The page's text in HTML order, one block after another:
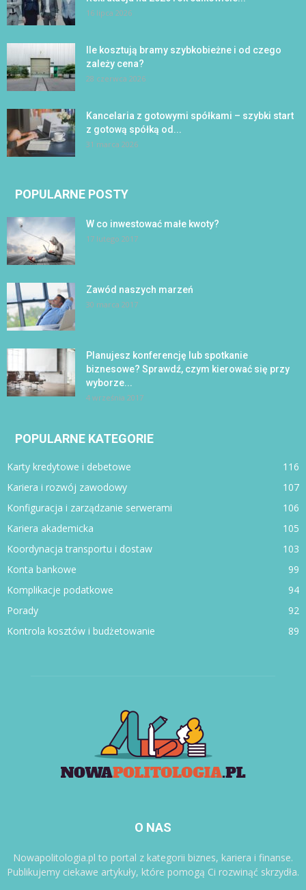
16 lipca 2026
Ile kosztują bramy szybkobieżne i od czego
zależy cena?
28 czerwca 2026
Kancelaria z gotowymi spółkami – szybki start
z gotową spółką od...
31 marca 2026
POPULARNE POSTY
W co inwestować małe kwoty?
17 lutego 2017
Zawód naszych marzeń
30 marca 2017
Planujesz konferencję lub spotkanie
biznesowe? Sprawdź, czym kierować się przy
wyborze...
4 września 2017
POPULARNE KATEGORIE
Karty kredytowe i debetowe
116
Kariera i rozwój zawodowy
107
Konfiguracja i zarządzanie serwerami
106
Kariera akademicka
105
Koordynacja transportu i dostaw
103
Konta bankowe
99
Komplikacje podatkowe
94
Porady
92
Kontrola kosztów i budżetowanie
89
O NAS
Nowapolitologia.pl to portal z kategorii biznes, kariera i finanse.
Publikujemy ciekawe artykuły, które pomogą Ci rozwinąć skrzydła.